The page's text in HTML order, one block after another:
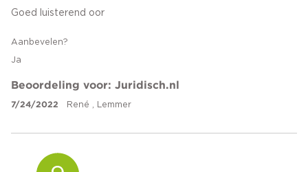
Goed luisterend oor
Aanbevelen?
Ja
Beoordeling voor: Juridisch.nl
7/24/2022 René , Lemmer